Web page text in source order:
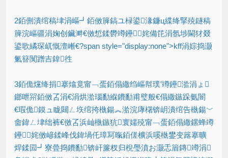
2銆侀潰绾稿垏涓嶇┛銆傚簲鎬ユ椂鍙湪鐮ц緤绛掔殑鐩稿
簲浣嶇疆涓婅创鑶溿€傚惁鍒欎竴鑸姹備笓涓氬埗閫犲叕
鍙歌繘琛屼慨澶嶃€?span style="display:none">kff涓婃捣灏
氭簮闃蹭吉鍏徃
3銆佹爣绛捐搴熻竟甯﹁蛋銆傝繖绉嶇幇璞′竴鑸湁涓ょ
鎯呭喌銆傚叾涓€涓烘湁瑙勫緥鐨勫甫璧般€傝繖鏃跺氨闇
€瑕佹鏌ュ眬閮ㄥ垁绾挎槸鍚︽湁浣庨櫡锛岄潰绾告槸鍚﹀
畬鍏ㄥ垏绌裤€傚叾浜屾槸鏃犺寰嬬殑甯﹁蛋銆傝繖鏍蜂竴
鑸姹傚嵃鍒峰伐鍏堝仛璋冩暣銆傞櫎浜嗘槸鐢变簬搴曠
焊鍒囩┛寮曡捣鐨勫锛屽簾杈归棿璺濆お灏忎篃鏄竴涓